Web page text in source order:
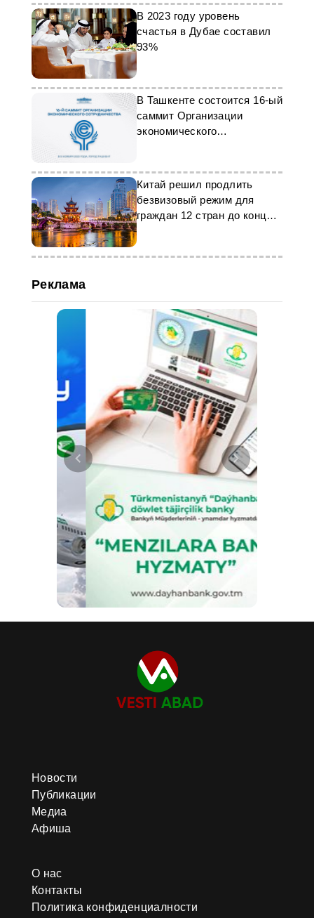
В 2023 году уровень
счастья в Дубае составил
93%
В Ташкенте состоится 16-ый
саммит Организации
экономического
Китай решил продлить
безвизовый режим для
граждан 12 стран до конца
2025 года
Реклама
Новости
Публикации
Медиа
Афиша
О нас
Контакты
Политика конфиденциалности